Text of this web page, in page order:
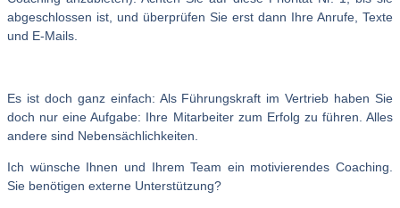
abgeschlossen ist, und überprüfen Sie erst dann Ihre Anrufe, Texte
und E-Mails.
Es ist doch ganz einfach: Als Führungskraft im Vertrieb haben Sie
doch nur eine Aufgabe: Ihre Mitarbeiter zum Erfolg zu führen. Alles
andere sind Nebensächlichkeiten.
Ich wünsche Ihnen und Ihrem Team ein motivierendes Coaching.
Sie benötigen externe Unterstützung?